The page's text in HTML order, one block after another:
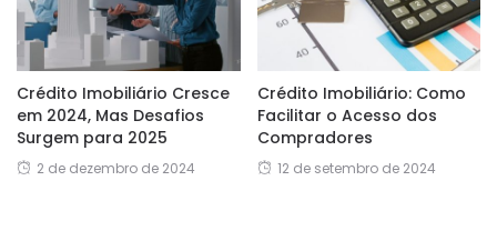
Crédito Imobiliário Cresce
em 2024, Mas Desafios
Surgem para 2025
2 de dezembro de 2024
Crédito Imobiliário: Como
Facilitar o Acesso dos
Compradores
12 de setembro de 2024